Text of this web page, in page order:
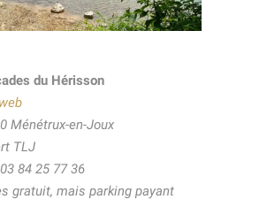
du Hérisson
Ménétrux-en-Joux
TLJ
84 25 77 36
gratuit, mais parking payant